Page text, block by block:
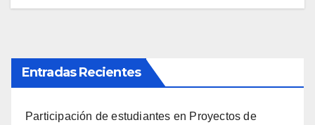
Entradas Recientes
Participación de estudiantes en Proyectos de